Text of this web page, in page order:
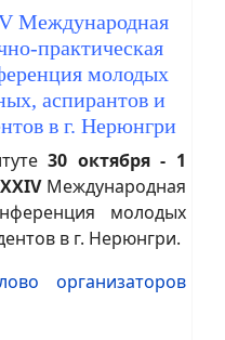
Международная
практическая
молодых
аспирантов и
в г. Нерюнгри
30 октября - 1
XXIVМеждународная
молодых
в г. Нерюнгри.
организаторов